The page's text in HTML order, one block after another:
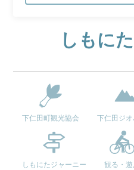
しもに
下仁田町観光協会 下仁田ジ
しもにたジャーニー 観る・